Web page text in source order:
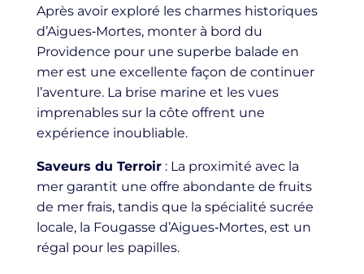
Après avoir exploré les charmes historiques
d’Aigues‑Mortes, monter à bord du
Providence pour une superbe balade en
mer est une excellente façon de continuer
l’aventure. La brise marine et les vues
imprenables sur la côte offrent une
expérience inoubliable.
Saveurs du Terroir: La proximité avec la
mer garantit une offre abondante de fruits
de mer frais, tandis que la spécialité sucrée
locale, la Fougasse d’Aigues‑Mortes, est un
régal pour les papilles.